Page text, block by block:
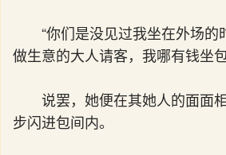
“你们是没见过我坐在外场的
做生意的大人请客，我哪有钱坐
说罢，她便在其她人的面面
步闪进包间内。